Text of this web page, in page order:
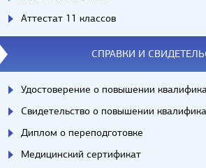
Аттестат 11 классов
СПРАВКИ И
Удостоверение о повышении
Свидетельство о повышении
Диплом о переподготовке
Медицинский сертификат